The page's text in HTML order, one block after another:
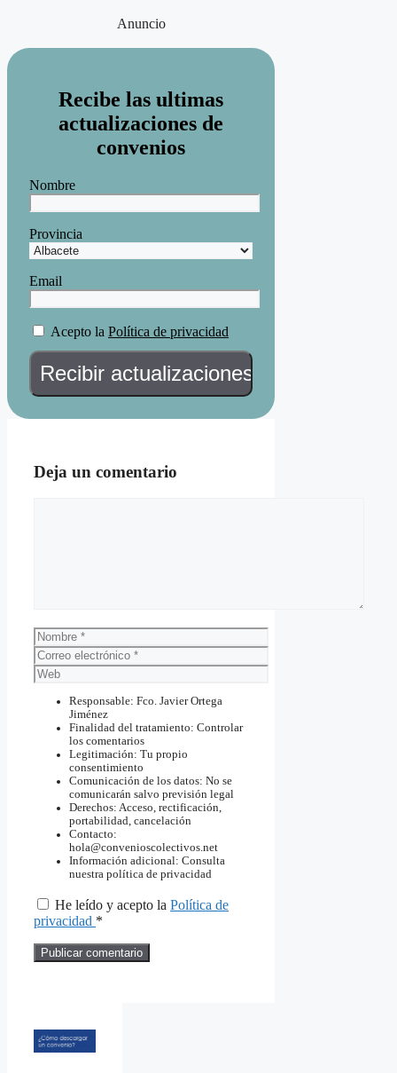
Anuncio
Recibe las ultimas
actualizaciones de
convenios
Nombre
Provincia
Email
Acepto la Política de privacidad
Deja un comentario
Nombre
Correo
electrónico
Web
Responsable: Fco. Javier Ortega
Jiménez
Finalidad del tratamiento: Controlar
los comentarios
Legitimación: Tu propio
consentimiento
Comunicación de los datos: No se
comunicarán salvo previsión legal
Derechos: Acceso, rectificación,
portabilidad, cancelación
Contacto:
hola@convenioscolectivos.net
Información adicional: Consulta
nuestra política de privacidad
He leído y acepto la Política de
privacidad *